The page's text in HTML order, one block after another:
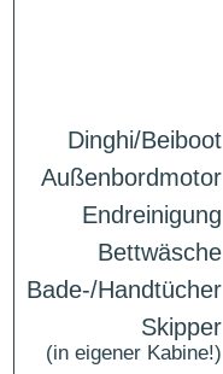
Dinghi/Beiboot
Außenbordmotor
Endreinigung
Bettwäsche
Bade-/Handtücher
Skipper
(in eigener Kabine!)